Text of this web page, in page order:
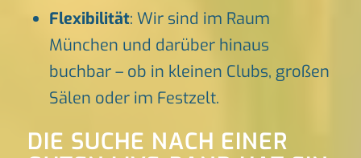
Flexibilität: Wir sind im Raum
München und darüber hinaus
buchbar – ob in kleinen Clubs, großen
Sälen oder im Festzelt.
DIE SUCHE NACH EINER